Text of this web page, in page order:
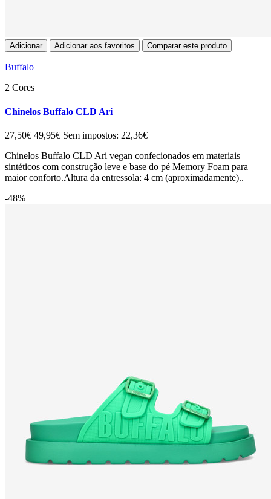
Adicionar Adicionar aos favoritos Comparar este produto
Buffalo
2 Cores
Chinelos Buffalo CLD Ari
27,50€ 49,95€ Sem impostos: 22,36€
Chinelos Buffalo CLD Ari vegan confecionados em materiais
sintéticos com construção leve e base do pé Memory Foam para
maior conforto.Altura da entressola: 4 cm (aproximadamente)..
-48%